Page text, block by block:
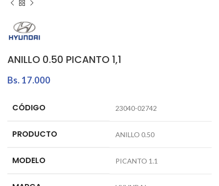
ANILLO 0.50 PICANTO 1,1
Bs. 17.000
CÓDIGO 23040-02742
PRODUCTO ANILLO 0.50
MODELO PICANTO 1.1